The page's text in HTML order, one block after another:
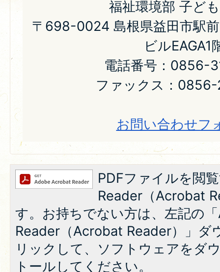
福祉環境部 子ど
〒698-0024 島根県益田市駅
ビルEAGA1
電話番号：0856-
ファックス：
お問い合わせフ
PDFファイルを閲
Reader（Acrobat
す。お持ちでない方は、左記の
Reader（Acrobat Reader）」ダ
リックして、ソフトウェアをダ
トールしてください。